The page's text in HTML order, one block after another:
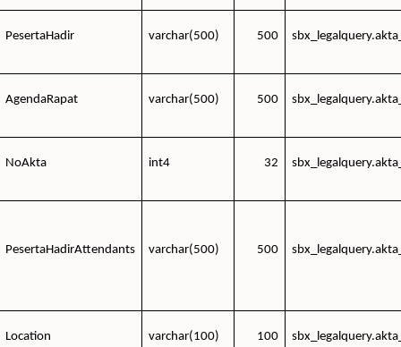
PesertaHadir varchar(500) 500
AgendaRapat varchar(500) 500
NoAkta int4 32
PesertaHadirAttendants varchar(500) 500
Location varchar(100) 100